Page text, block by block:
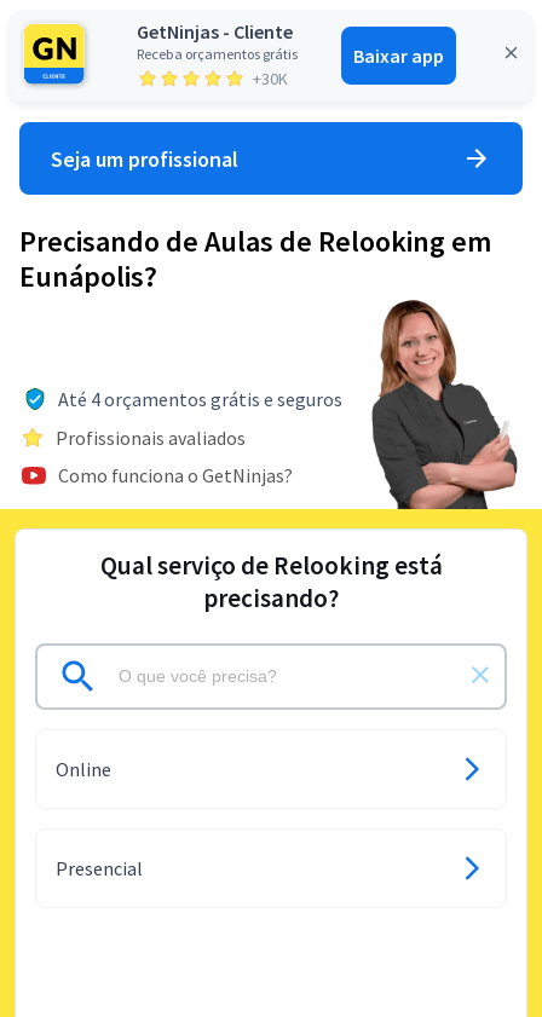
GetNinjas - Cliente
Receba orçamentos grátis
+30K
Baixar app
Entrar
Seja um profissional
Precisando de Aulas de Relooking em
Eunápolis?
Até 4 orçamentos grátis e seguros
Profissionais avaliados
Como funciona o GetNinjas?
Qual serviço de Relooking está
precisando?
Online
Presencial